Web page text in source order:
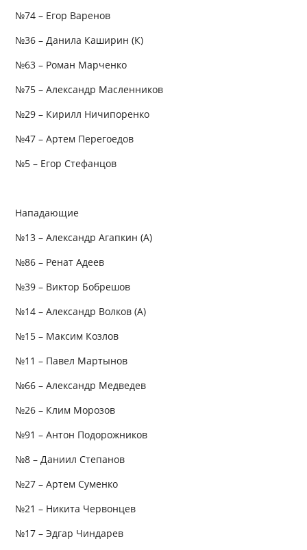
№74 – Егор Варенов
№36 – Данила Каширин (К)
№63 – Роман Марченко
№75 – Александр Масленников
№29 – Кирилл Ничипоренко
№47 – Артем Перегоедов
№5 – Егор Стефанцов
Нападающие
№13 – Александр Агапкин (А)
№86 – Ренат Адеев
№39 – Виктор Бобрешов
№14 – Александр Волков (А)
№15 – Максим Козлов
№11 – Павел Мартынов
№66 – Александр Медведев
№26 – Клим Морозов
№91 – Антон Подорожников
№8 – Даниил Степанов
№27 – Артем Суменко
№21 – Никита Червонцев
№17 – Эдгар Чиндарев